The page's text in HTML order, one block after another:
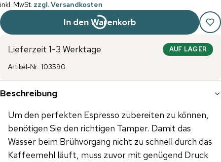
inkl. MwSt. zzgl. Versandkosten
In den Warenkorb
Lieferzeit 1-3 Werktage AUF LAGER
Artikel-Nr.: 103590
Beschreibung
Um den perfekten Espresso zubereiten zu können,
benötigen Sie den richtigen Tamper. Damit das
Wasser beim Brühvorgang nicht zu schnell durch das
Kaffeemehl läuft, muss zuvor mit genügend Druck